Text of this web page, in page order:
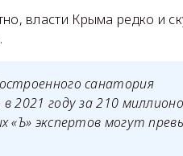
власти Крыма редко и
санатория
2021 году за 210
«Ъ» экспертов могут